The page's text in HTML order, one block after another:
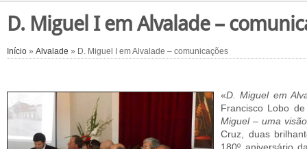
Alvalade
Opinião História Património
D. Miguel I em Alvalade –
Início » Alvalade » D. Miguel I em Alvalade – comunicações
«D. Miguel em
Francisco Lobo
Miguel – uma
Cruz, duas